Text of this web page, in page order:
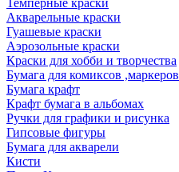
Темперные краски
Акварельные краски
Гуашевые краски
Аэрозольные краски
Краски для хобби и творчества
Бумага для комиксов ,маркеров
Бумага крафт
Крафт бумага в альбомах
Ручки для графики и рисунка
Гипсовые фигуры
Бумага для акварели
Кисти